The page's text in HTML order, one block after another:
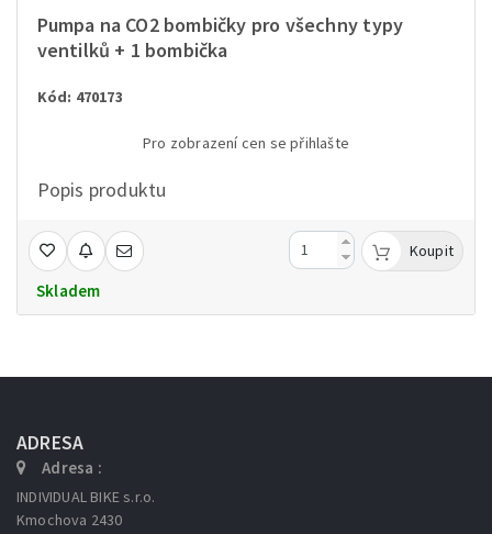
Pumpa na CO2 bombičky pro všechny typy
ventilků + 1 bombička
Kód: 470173
Pro zobrazení cen se přihlašte
Popis produktu
Skladem
Koupit
ADRESA
Adresa :
INDIVIDUAL BIKE s.r.o.
Kmochova 2430